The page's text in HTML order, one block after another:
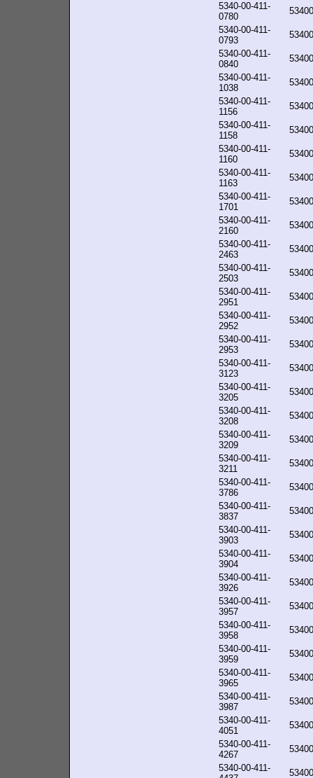
5340-00-411-
0780
5340-00-411-
0793
5340-00-411-
0840
5340-00-411-
1038
5340-00-411-
1156
5340-00-411-
1158
5340-00-411-
1160
5340-00-411-
1163
5340-00-411-
1701
5340-00-411-
2160
5340-00-411-
2463
5340-00-411-
2503
5340-00-411-
2951
5340-00-411-
2952
5340-00-411-
2953
5340-00-411-
3123
5340-00-411-
3205
5340-00-411-
3208
5340-00-411-
3209
5340-00-411-
3211
5340-00-411-
3786
5340-00-411-
3837
5340-00-411-
3903
5340-00-411-
3904
5340-00-411-
3926
5340-00-411-
3957
5340-00-411-
3958
5340-00-411-
3959
5340-00-411-
3965
5340-00-411-
3987
5340-00-411-
4051
5340-00-411-
4267
5340-00-411-